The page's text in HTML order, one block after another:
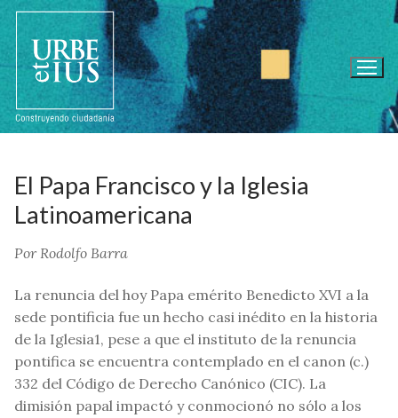
contenido
El Papa Francisco y la Iglesia
Latinoamericana
Por Rodolfo Barra
La renuncia del hoy Papa emérito Benedicto XVI a la
sede pontificia fue un hecho casi inédito en la historia
de la Iglesia1, pese a que el instituto de la renuncia
pontifica se encuentra contemplado en el canon (c.)
332 del Código de Derecho Canónico (CIC). La
dimisión papal impactó y conmocionó no sólo a los